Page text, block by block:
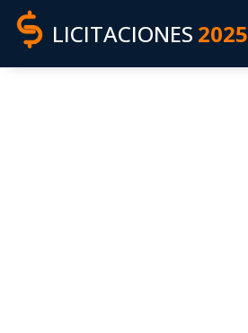
LICITACIONES 2025